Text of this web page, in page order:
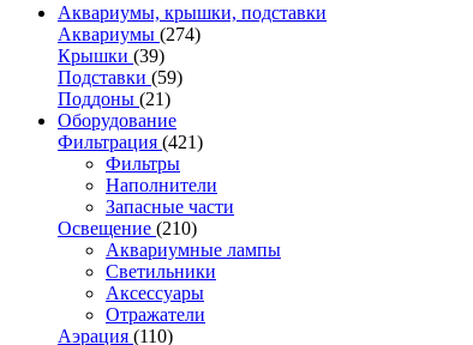
Аквариумы, крышки, подставки
Аквариумы (274)
Крышки (39)
Подставки (59)
Поддоны (21)
Оборудование
Фильтрация (421)
Фильтры
Наполнители
Запасные части
Освещение (210)
Аквариумные лампы
Светильники
Аксессуары
Отражатели
Аэрация (110)